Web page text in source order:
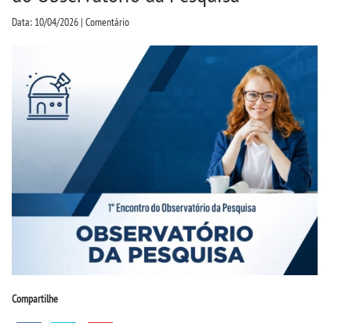
PROUNI
MANUAIS, PORTARIAS E
MENSALIDADES
Data: 10/04/2026 | Comentário
Compartilhe